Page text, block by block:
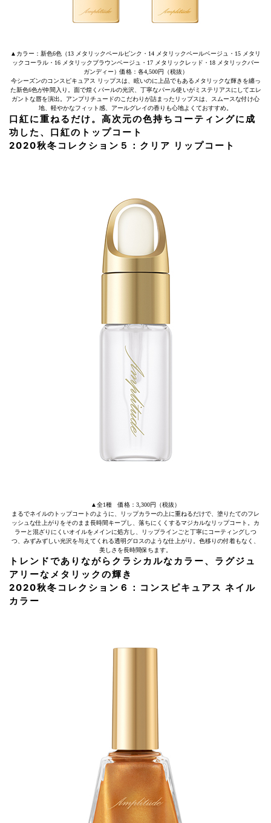
▲カラー：新色6色（13 メタリックペールピンク・14 メタリックペールベージュ・15 メタリ
ックコーラル・16 メタリックブラウンベージュ・17 メタリックレッド・18 メタリックバー
ガンディー）価格：各4,500円（税抜）
今シーズンのコンスピキュアス リップスは、眩いのに上品でもあるメタリックな輝きを纏っ
た新色6色が仲間入り。面で煌くパールの光沢、丁寧なパール使いがミステリアスにしてエレ
ガントな唇を演出。アンプリチュードのこだわりが詰まったリップスは、スムースな付け心
地、軽やかなフィット感、アールグレイの香りも心地よくておすすめ。
口紅に重ねるだけ。高次元の色持ちコーティングに成
功した、口紅のトップコート
2020秋冬コレクション５：クリア リップコート
▲全1種 価格：3,300円（税抜）
まるでネイルのトップコートのように、リップカラーの上に重ねるだけで、塗りたてのフレ
ッシュな仕上がりをそのまま長時間キープし、落ちにくくするマジカルなリップコート。カ
ラーと混ざりにくいオイルをメインに処方し、リップラインごと丁寧にコーティングしつ
つ、みずみずしい光沢を与えてくれる透明グロスのような仕上がり。色移りの付着もなく、
美しさを長時間保ちます。
トレンドでありながらクラシカルなカラー、ラグジュ
アリーなメタリックの輝き
2020秋冬コレクション６：コンスピキュアス ネイル
カラー